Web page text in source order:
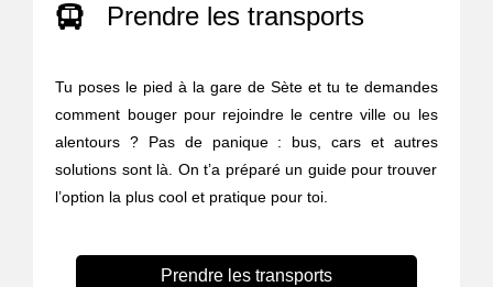
Prendre les transports
Tu poses le pied à la gare de Sète et tu te demandes
comment bouger pour rejoindre le centre ville ou les
alentours ? Pas de panique : bus, cars et autres
solutions sont là. On t’a préparé un guide pour trouver
l’option la plus cool et pratique pour toi.
Prendre les transports